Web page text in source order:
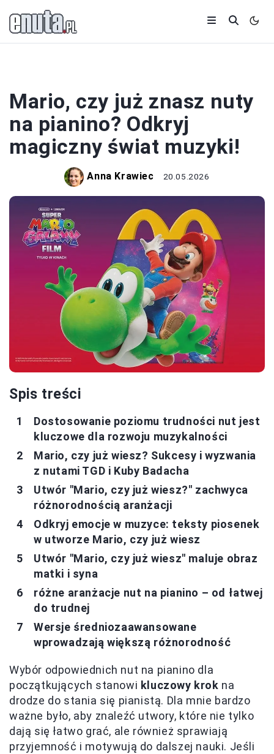
Mario, czy już znasz nuty
na pianino? Odkryj
magiczny świat muzyki!
Anna Krawiec 20.05.2026
Spis treści
Dostosowanie poziomu trudności nut jest
kluczowe dla rozwoju muzykalności
Mario, czy już wiesz? Sukcesy i wyzwania
z nutami TGD i Kuby Badacha
Utwór "Mario, czy już wiesz?" zachwyca
różnorodnością aranżacji
Odkryj emocje w muzyce: teksty piosenek
w utworze Mario, czy już wiesz
Utwór "Mario, czy już wiesz" maluje obraz
matki i syna
różne aranżacje nut na pianino – od łatwej
do trudnej
Wersje średniozaawansowane
wprowadzają większą różnorodność
Wybór odpowiednich nut na pianino dla
początkujących stanowi kluczowy krok na
drodze do stania się pianistą. Dla mnie bardzo
ważne było, aby znaleźć utwory, które nie tylko
dają się łatwo grać, ale również sprawiają
przyjemność i motywują do dalszej nauki. Jeśli